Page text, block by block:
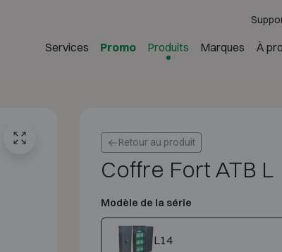
Services Promo Produits Marques À
Retour au produit
Coffre Fort ATB L
Modèle de la série
L14